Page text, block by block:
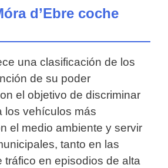
d’Ebre coche
una clasificación de los
de su poder
el objetivo de discriminar
los vehículos más
el medio ambiente y servir
tanto en las
tráfico en episodios de alta